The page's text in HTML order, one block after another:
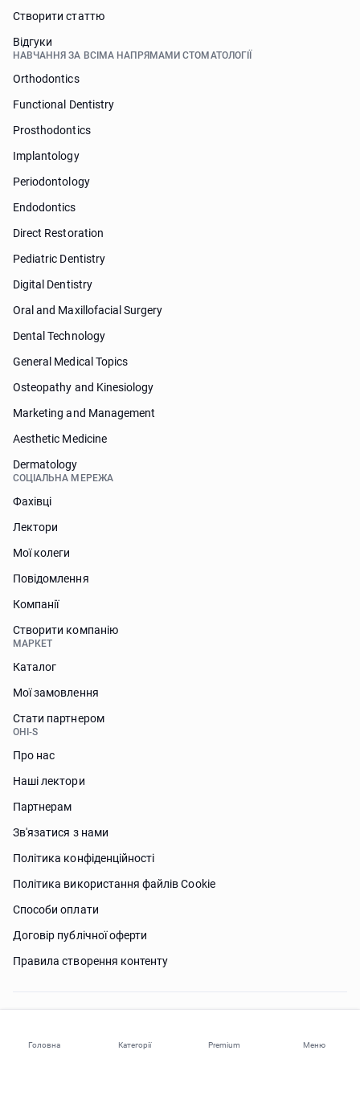
Головна Категорії Premium Меню
Створити статтю
Відгуки
НАВЧАННЯ ЗА ВСІМА НАПРЯМАМИ СТОМАТОЛОГІЇ
Orthodontics
Functional Dentistry
Prosthodontics
Implantology
Periodontology
Endodontics
Direct Restoration
Pediatric Dentistry
Digital Dentistry
Oral and Maxillofacial Surgery
Dental Technology
General Medical Topics
Osteopathy and Kinesiology
Marketing and Management
Aesthetic Medicine
Dermatology
СОЦІАЛЬНА МЕРЕЖА
Фахівці
Лектори
Мої колеги
Повідомлення
Компанії
Створити компанію
МАРКЕТ
Каталог
Мої замовлення
Стати партнером
OHI-S
Про нас
Наші лектори
Партнерам
Зв'язатися з нами
Політика конфіденційності
Політика використання файлів Сookie
Способи оплати
Договір публічної оферти
Правила створення контенту
Потрібна допомога?